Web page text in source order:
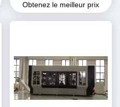
d'aluminium et le profil
Obtenez le meilleur prix